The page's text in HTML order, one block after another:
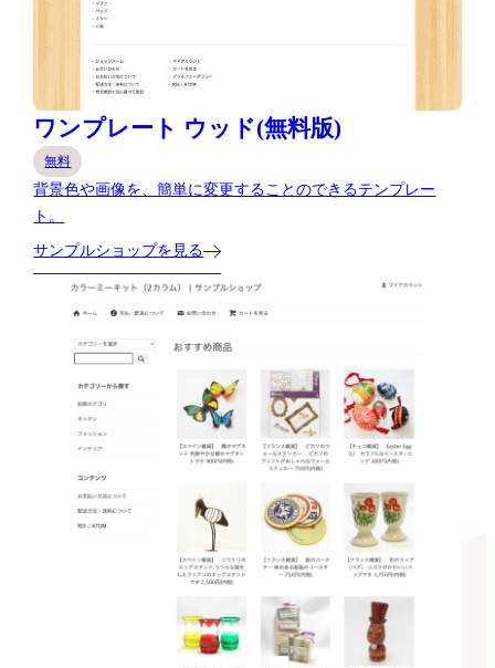
ワンプレート ウッド(無料版)
無料
背景色や画像を、簡単に変更することのできるテンプレー
ト。
サンプルショップを見る